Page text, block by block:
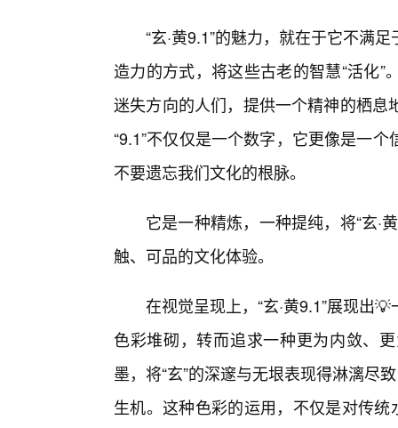
“玄·黄9.1”的魅力，就在于它不满
造力的方式，将这些古老的智慧“活化
迷失方向的人们，提供一个精神的栖
“9.1”不仅仅是一个数字，它更像是一
不要遗忘我们文化的根脉。
它是一种精炼，一种提纯，将“玄·
触、可品的文化体验。
在视觉呈现上，“玄·黄9.1”展现出
色彩堆砌，转而追求一种更为内敛、
墨，将“玄”的深邃与无垠表现得淋漓尽
生机。这种色彩的运用，不仅是对传